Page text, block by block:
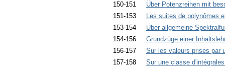
150-151
Über Potenzreihen mit
151-153
Les suites de polynômes
153-154
Über allgemeine
154-156
Grundzüge einer
156-157
Sur les valeurs prises par
157-158
Sur une classe